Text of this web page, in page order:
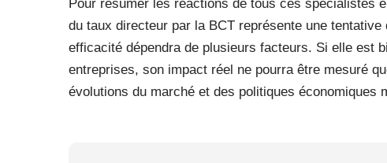
Pour résumer les réactions de tous ces spécialistes
du taux directeur par la BCT représente une
efficacité dépendra de plusieurs facteurs. Si elle est
entreprises, son impact réel ne pourra être mesuré
évolutions du marché et des politiques économiques